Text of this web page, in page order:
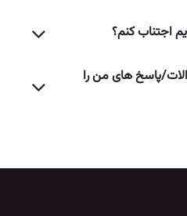
اجتناب کنم؟
پاسخ های من را